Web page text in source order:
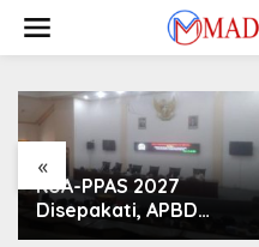
konten
«
KUA-PPAS 2027
Disepakati, APBD
Sampang Defisit Rp